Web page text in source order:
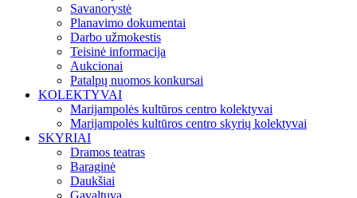
Savanorystė
Planavimo dokumentai
Darbo užmokestis
Teisinė informacija
Aukcionai
Patalpų nuomos konkursai
KOLEKTYVAI
Marijampolės kultūros centro kolektyvai
Marijampolės kultūros centro skyrių kolektyvai
SKYRIAI
Dramos teatras
Baraginė
Daukšiai
Gavaltuva